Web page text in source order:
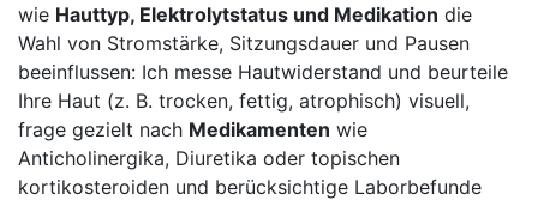
wie Hauttyp, Elektrolytstatus und⁤ Medikation die
Wahl‌ von Stromstärke, Sitzungsdauer und ⁢Pausen
beeinflussen: Ich messe ⁣Hautwiderstand und beurteile
Ihre Haut (z. ⁢B. trocken, fettig, atrophisch) visuell,
frage⁤ gezielt nach Medikamenten wie‌
Anticholinergika, Diuretika oder topischen
kortikosteroiden und berücksichtige Laborbefunde